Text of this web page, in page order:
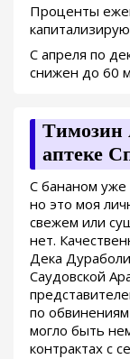
Проценты
С апреля по
снижен до 60
Tимозин
аптеке
С бананом уже
но это моя
свежем или
нет.
Дека
Саудовской
по
могло быть
контрактах с